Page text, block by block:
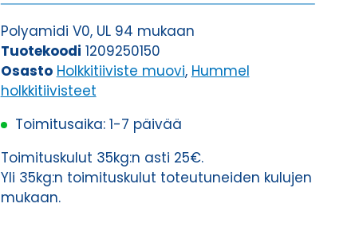
MUSTA
HOLKKITIIVISTE
määrä
Polyamidi V0, UL 94 mukaan
Tuotekoodi 1209250150
Osasto Holkkitiiviste muovi, Hummel
holkkitiivisteet
Toimitusaika: 1-7 päivää
Toimituskulut 35kg:n asti 25€.
Yli 35kg:n toimituskulut toteutuneiden kulujen
mukaan.